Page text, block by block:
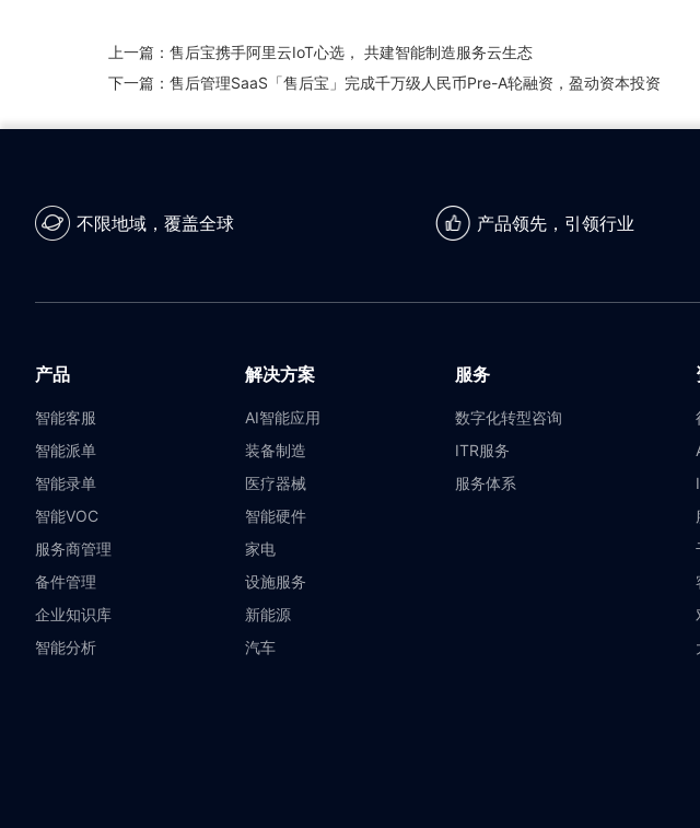
上一篇：售后宝携手阿里云IoT心选， 共建智能制造服务云生态
下一篇：售后管理SaaS「售后宝」完成千万级人民币Pre-A轮融资，盈动资本投资
不限地域，覆盖全球 产品领先，引领行业
产品
智能客服
智能派单
智能录单
智能VOC
服务商管理
备件管理
企业知识库
智能分析
解决方案
AI智能应用
装备制造
医疗器械
智能硬件
家电
设施服务
新能源
汽车
服务
数字化转型咨询
ITR服务
服务体系